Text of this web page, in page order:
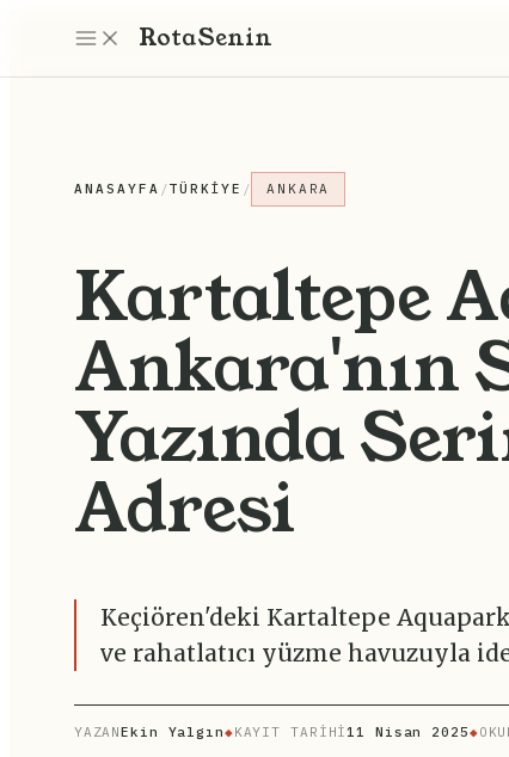
RotaSenin
ANASAYFA /TÜRKIYE / ANKARA
Kartaltepe
Ankara'nın
Yazında
Adresi
Keçiören'deki Kartaltepe
ve rahatlatıcı yüzme havuzuyla
YAZANEkin Yalgın◆KAYIT TARİHİ11 Nisan 2025◆